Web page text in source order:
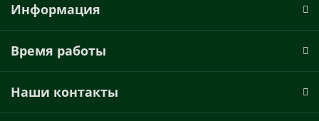
Информация
Время работы
Наши контакты